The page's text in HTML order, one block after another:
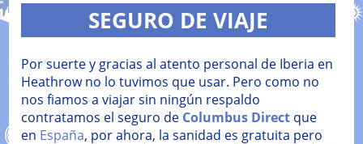
SEGURO DE VIAJE
Por suerte y gracias al atento personal de Iberia en
Heathrow no lo tuvimos que usar. Pero como no
nos fiamos a viajar sin ningún respaldo
contratamos el seguro de Columbus Directque
en España, por ahora, la sanidad es gratuita pero